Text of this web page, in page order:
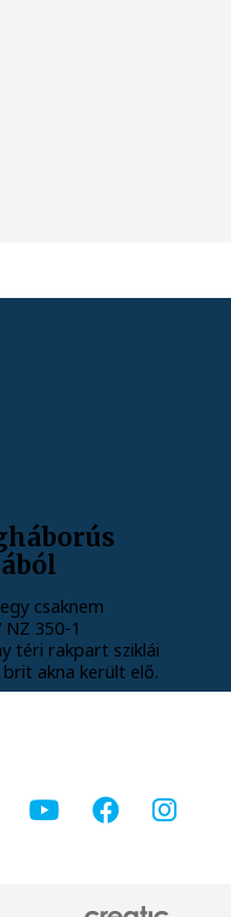
csaknem
350-1
téri rakpart sziklái
akna került elő.